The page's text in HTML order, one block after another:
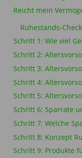
Reicht mein
Ruhestands-Check
Schritt 1: Wie viel
Schritt 2:
Schritt 3:
Schritt 4:
Schritt 5:
Schritt 6: Sparrate
Schritt 7: Welche
Schritt 8: Konzept
Schritt 9: Produkte